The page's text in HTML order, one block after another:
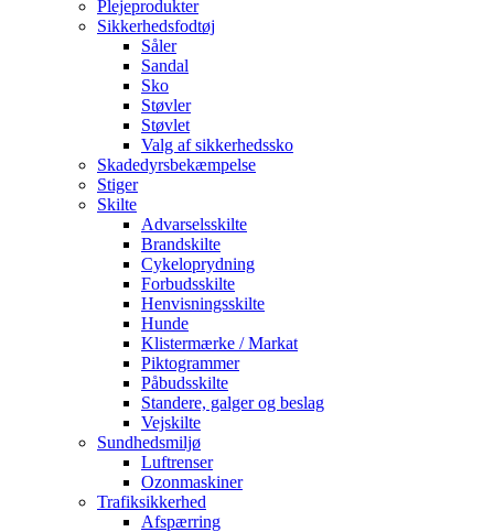
Plejeprodukter
Sikkerhedsfodtøj
Såler
Sandal
Sko
Støvler
Støvlet
Valg af sikkerhedssko
Skadedyrsbekæmpelse
Stiger
Skilte
Advarselsskilte
Brandskilte
Cykeloprydning
Forbudsskilte
Henvisningsskilte
Hunde
Klistermærke / Markat
Piktogrammer
Påbudsskilte
Standere, galger og beslag
Vejskilte
Sundhedsmiljø
Luftrenser
Ozonmaskiner
Trafiksikkerhed
Afspærring